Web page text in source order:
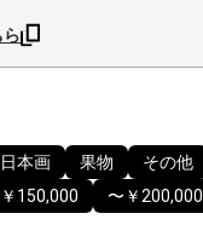
日本画 果物 その他
150,000
〜￥200,000